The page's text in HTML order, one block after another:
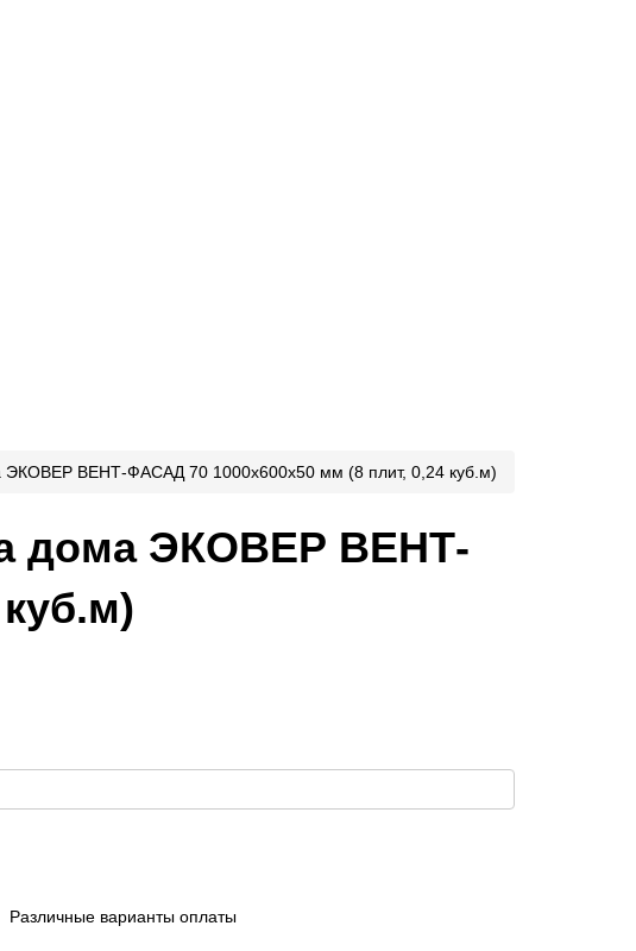
ЭКОВЕР ВЕНТ-ФАСАД 70 1000х600х50 мм (8 плит, 0,24 куб.м)
дома ЭКОВЕР ВЕНТ-
Различные варианты оплаты